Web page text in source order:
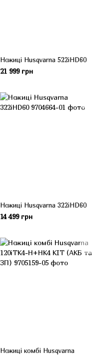
Ножиці Husqvarna 522iHD60
21 999 грн
Ножиці Husqvarna 322iHD60
14 499 грн
Ножиці комбі Husqvarna